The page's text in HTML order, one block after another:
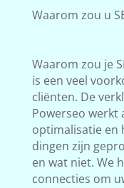
Waarom zou u
Waarom zou je
is een veel
cliënten. De
Powerseo werkt
optimalisatie en
dingen zijn
en wat niet. We
connecties om